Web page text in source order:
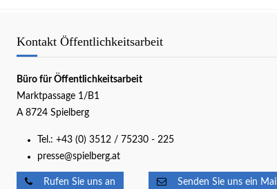
Kontakt Öffentlichkeitsarbeit
Büro für Öffentlichkeitsarbeit
Marktpassage 1/B1
A 8724 Spielberg
Tel.: +43 (0) 3512 / 75230 - 225
presse@spielberg.at
Rufen Sie uns an Senden Sie uns ein Mail